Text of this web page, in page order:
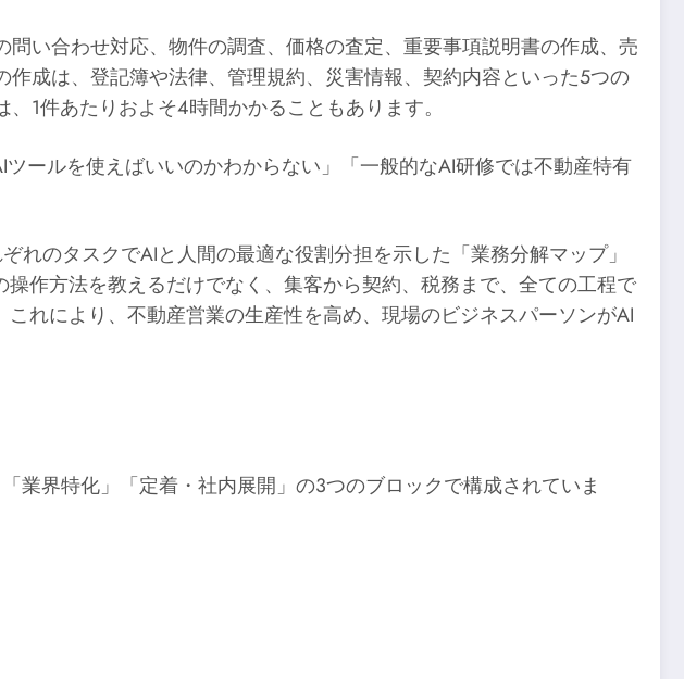
い合わせ対応、物件の調査、価格の査定、重要事項説明書の作成、売
成は、登記簿や法律、管理規約、災害情報、契約内容といった5つの
1件あたりおよそ4時間かかることもあります。
ールを使えばいいのかわからない」「一般的なAI研修では不動産特有
れのタスクでAIと人間の最適な役割分担を示した「業務分解マップ」
作方法を教えるだけでなく、集客から契約、税務まで、全ての工程で
れにより、不動産営業の生産性を高め、現場のビジネスパーソンがAI
業界特化」「定着・社内展開」の3つのブロックで構成されていま